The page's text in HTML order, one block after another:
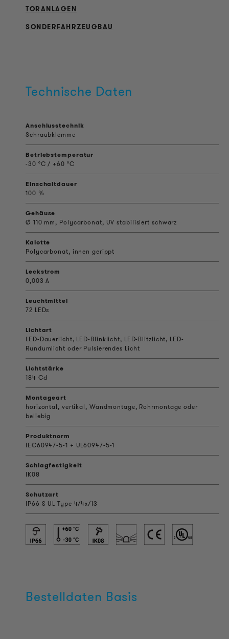
TORANLAGEN
SONDERFAHRZEUGBAU
Technische Daten
Anschlusstechnik
Schraubklemme
Betriebstemperatur
-30 °C / +60 °C
Einschaltdauer
100 %
Gehäuse
Ø 110 mm, Polycarbonat, UV stabilisiert schwarz
Kalotte
Polycarbonat, innen gerippt
Leckstrom
0,003 A
Leuchtmittel
72 LEDs
Lichtart
LED-Dauerlicht, LED-Blinklicht, LED-Blitzlicht, LED-
Rundumlicht oder Pulsierendes Licht
Lichtstärke
184 Cd
Montageart
horizontal, vertikal, Wandmontage, Rohrmontage oder
beliebig
Produktnorm
IEC60947-5-1 + UL60947-5-1
Schlagfestigkeit
IK08
Schutzart
IP66 & UL Type 4/4x/13
Bestelldaten Basis